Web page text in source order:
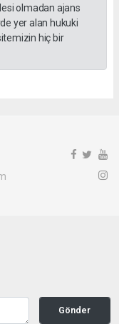
olmadan ajans
yer alan hukuki
hiç bir
Gönder